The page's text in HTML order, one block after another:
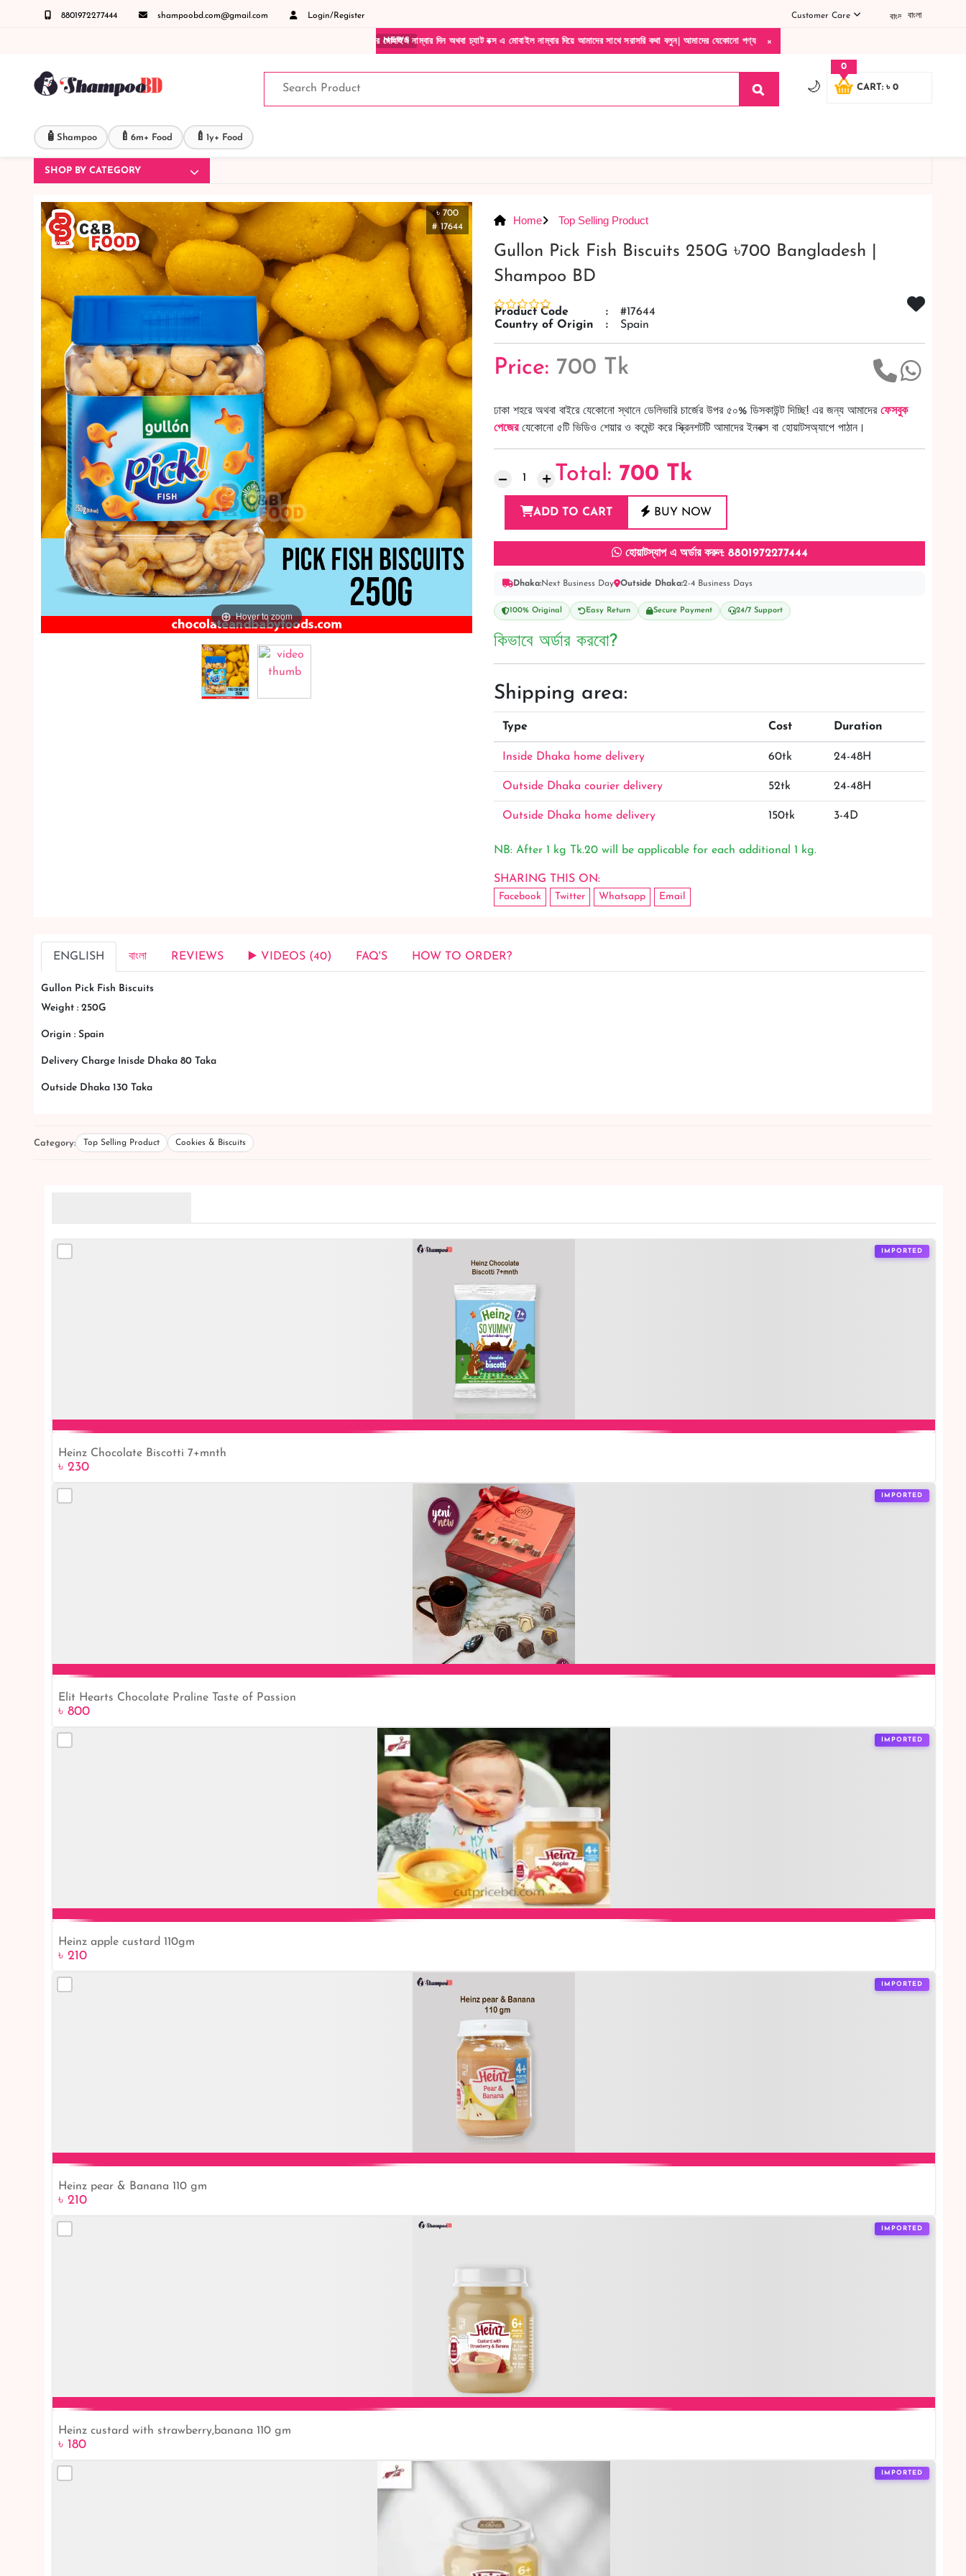
8801972277444 shampoobd.com@gmail.com Login/Register বাংলা
Customer Care
×
NEWS
করুনঃ ( IMO + Whatsapp ) +8801972277444 সহজে অর্ডার করতে প্রোডাক্ট পেজে আপনার মোবাইল নাম্বার দিন অথবা চ্যাট বক্স এ মোবাইল নাম্বার দিয়ে আমাদের সাথে সরাসরি কথা বলুন| আমাদের যেকোনো পণ্য হাতে নিয়ে দেখে টাকা দিবেন ডেলিভারি ম্যান চলে যাওয়ার পরে কোনরকম পণ্য
🌙 CART: ৳ 0
0
🧴 Shampoo 🍼 6m+ Food 🍼 1y+ Food
SHOP BY CATEGORY
৳ 700
# 17644
Hover to zoom
Home Top Selling Product
Gullon Pick Fish Biscuits 250G ৳700 Bangladesh |
Shampoo BD
Product Code :
#17644
Country of Origin
: Spain
Price: 700 Tk
ঢাকা শহরে অথবা বাইরে যেকোনো স্থানে ডেলিভারি চার্জের উপর ৫০% ডিসকাউন্ট দিচ্ছি! এর জন্য আমাদের ফেসবুক
পেজেরযেকোনো ৫টি ভিডিও শেয়ার ও কমেন্ট করে স্ক্রিনশটটি আমাদের ইনবক্স বা হোয়াটসঅ্যাপে পাঠান।
Total: 700 Tk
ADD TO CART BUY NOW
হোয়াটস্যাপ এ অর্ডার করুন: 8801972277444
Dhaka:Next Business Day Outside Dhaka:2-4 Business Days
100% Original Easy Return Secure Payment 24/7 Support
কিভাবে অর্ডার করবো?
Shipping area:
Type Cost Duration
Inside Dhaka home delivery 60tk 24-48H
Outside Dhaka courier delivery 52tk 24-48H
Outside Dhaka home delivery 150tk 3-4D
NB: After 1 kg Tk.20 will be applicable for each additional 1 kg.
SHARING THIS ON:
Facebook Twitter Whatsapp Email
ENGLISH বাংলা REVIEWS ▶️ VIDEOS (40) FAQ'S HOW TO ORDER?
Gullon Pick Fish Biscuits
Weight : 250G
Origin : Spain
Delivery Charge Inisde Dhaka 80 Taka
Outside Dhaka 130 Taka
Category: Top Selling Product Cookies & Biscuits
IMPORTED
Heinz Chocolate Biscotti 7+mnth
৳ 230
IMPORTED
Elit Hearts Chocolate Praline Taste of Passion
৳ 800
IMPORTED
Heinz apple custard 110gm
৳ 210
IMPORTED
Heinz pear & Banana 110 gm
৳ 210
IMPORTED
Heinz custard with strawberry,banana 110 gm
৳ 180
IMPORTED